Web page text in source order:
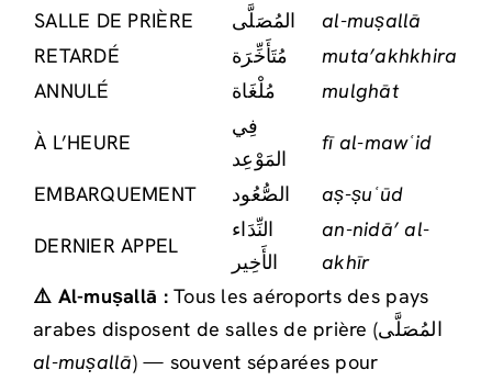
SALLE DE PRIÈRE
المُصَلَّى
al-muṣallā
RETARDÉ
مُتَأَخِّرَة
muta’akhkhira
ANNULÉ
مُلْغَاة mulghāt
À L’HEURE
فِي
المَوْعِد
fī al-mawʿid
EMBARQUEMENT الصُّعُود aṣ-ṣuʿūd
DERNIER APPEL
النِّدَاء
الأَخِير
an-nidā’ al-
akhīr
⚠️ Al-muṣallā :Tous les aéroports des pays
arabes disposent de salles de prière (المُصَلَّى
al-muṣallā) — souvent séparées pour